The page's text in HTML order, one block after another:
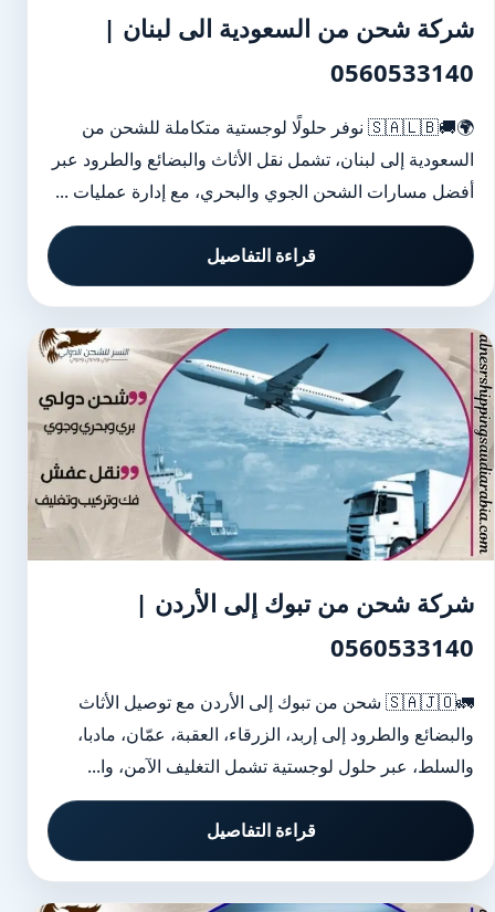
شركة شحن من السعودية الى لبنان |
0560533140
🌍🚚🇸🇦🇱🇧 نوفر حلولًا لوجستية متكاملة للشحن من
السعودية إلى لبنان، تشمل نقل الأثاث والبضائع والطرود عبر
أفضل مسارات الشحن الجوي والبحري، مع إدارة عمليات ...
قراءة التفاصيل
شركة شحن من تبوك إلى الأردن |
0560533140
🚛🇸🇦🇯🇴 شحن من تبوك إلى الأردن مع توصيل الأثاث
والبضائع والطرود إلى إربد، الزرقاء، العقبة، عمّان، مادبا،
والسلط، عبر حلول لوجستية تشمل التغليف الآمن، وا...
قراءة التفاصيل